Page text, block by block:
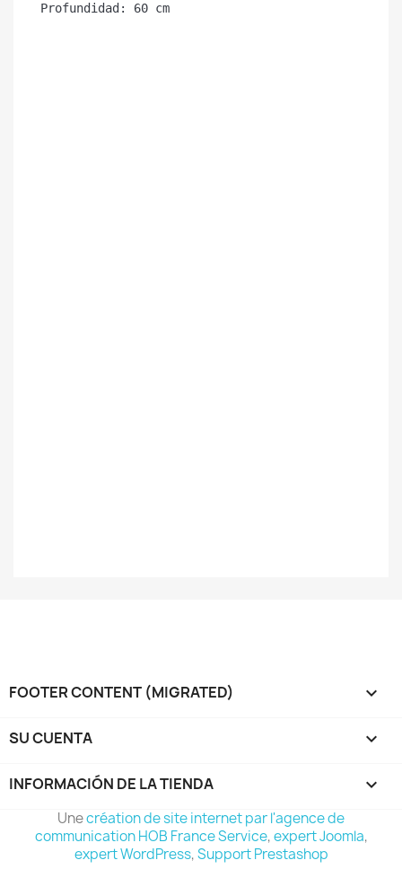
Profundidad: 60 cm
FOOTER CONTENT (MIGRATED) 
SU CUENTA 
INFORMACIÓN DE LA TIENDA keyboard_arrow_down
Unecréation de site internet par l'agence de
communication HOB France Service,expert Joomla,
expert WordPress,Support Prestashop